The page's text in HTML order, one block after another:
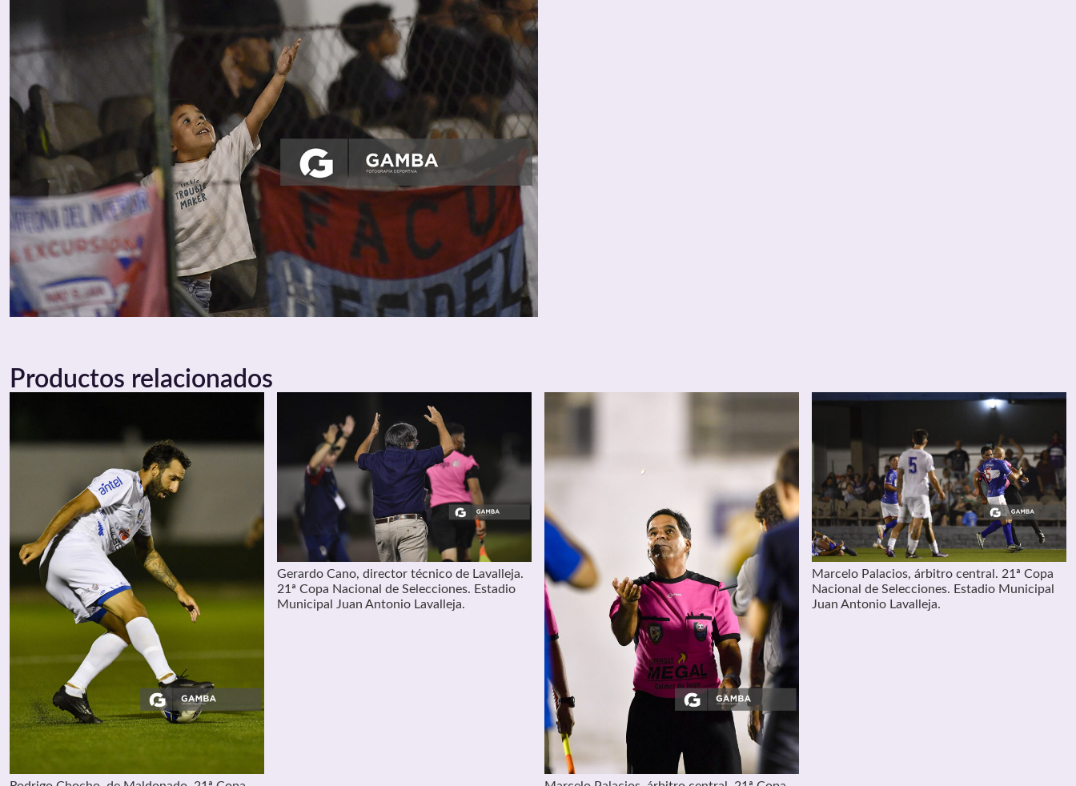
Productos relacionados
Gerardo Cano, director técnico de Lavalleja.
21ª Copa Nacional de Selecciones. Estadio
Municipal Juan Antonio Lavalleja.
Marcelo Palacios, árbitro central. 21ª Copa
Nacional de Selecciones. Estadio Municipal
Juan Antonio Lavalleja.